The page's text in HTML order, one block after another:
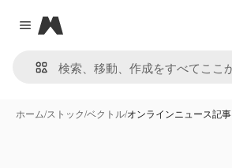
Close menu
Magnific
ホーム/ストック/ベクトル/オンラインニュース記事